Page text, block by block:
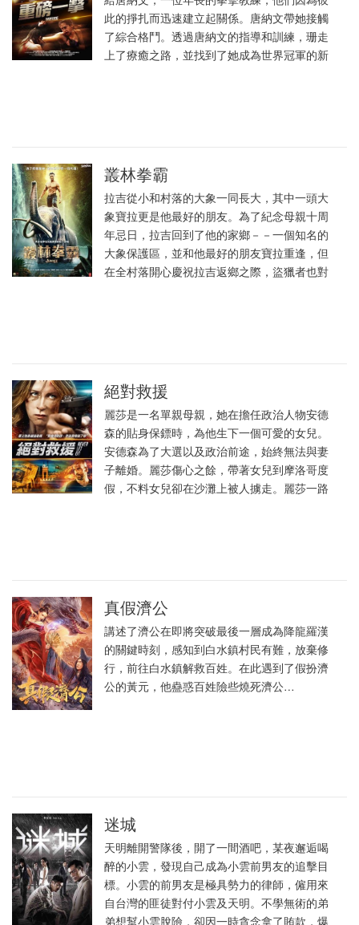
此的掙扎而迅速建立起關係。唐納文帶她接觸
了綜合格鬥。透過唐納文的指導和訓練，珊走
上了療癒之路，並找到了她成為世界冠軍的新
叢林拳霸
拉吉從小和村落的大象一同長大，其中一頭大
象寶拉更是他最好的朋友。為了紀念母親十周
年忌日，拉吉回到了他的家鄉－－一個知名的
大象保護區，並和他最好的朋友寶拉重逢，但
在全村落開心慶祝拉吉返鄉之際，盜獵者也對
絕對救援
麗莎是一名單親母親，她在擔任政治人物安德
森的貼身保鏢時，為他生下一個可愛的女兒。
安德森為了大選以及政治前途，始終無法與妻
子離婚。麗莎傷心之餘，帶著女兒到摩洛哥度
假，不料女兒卻在沙灘上被人擄走。麗莎一路
真假濟公
講述了濟公在即將突破最後一層成為降龍羅漢
的關鍵時刻，感知到白水鎮村民有難，放棄修
行，前往白水鎮解救百姓。在此遇到了假扮濟
公的黃元，他蠱惑百姓險些燒死濟公…
迷城
天明離開警隊後，開了一間酒吧，某夜邂逅喝
醉的小雲，發現自己成為小雲前男友的追擊目
標。小雲的前男友是極具勢力的律師，僱用來
自台灣的匪徒對付小雲及天明。不學無術的弟
弟想幫小雲脫險，卻因一時貪念拿了賄款，爆